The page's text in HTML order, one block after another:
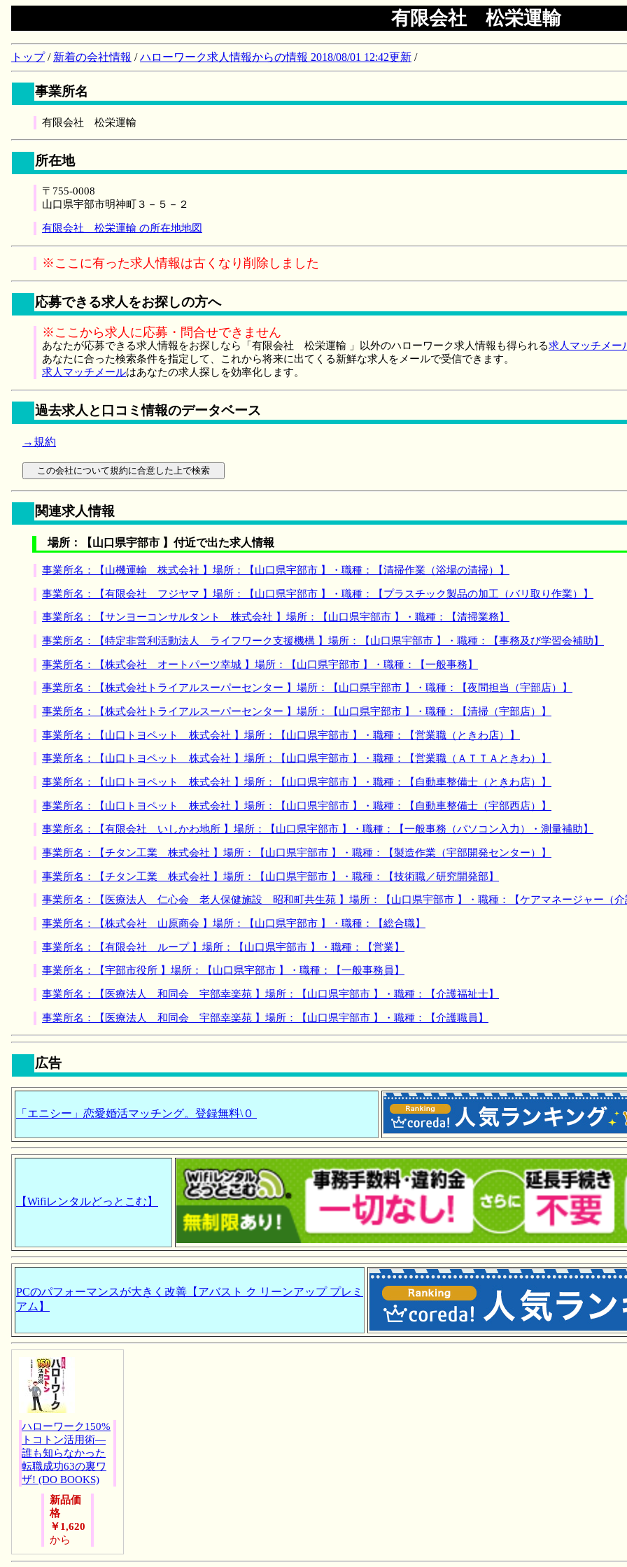
有限会社 松栄運輸
トップ/ 新着の会社情報 /ハローワーク求人情報からの情報 2018/08/01 12:42更新 /
事業所名
有限会社 松栄運輸
所在地
〒755-0008
山口県宇部市明神町３－５－２
有限会社 松栄運輸 の所在地地図
※ここに有った求人情報は古くなり削除しました
応募できる求人をお探しの方へ
※ここから求人に応募・問合せできません
あなたが応募できる求人情報をお探しなら「有限会社 松栄運輸 」以外のハローワーク求人情報も得られる求人マッチメー
あなたに合った検索条件を指定して、これから将来に出てくる新鮮な求人をメールで受信できます。
求人マッチメールはあなたの求人探しを効率化します。
過去求人と口コミ情報のデータベース
→規約
関連求人情報
場所：【山口県宇部市 】付近で出た求人情報
事業所名：【山機運輸 株式会社 】場所：【山口県宇部市 】・職種：【清掃作業（浴場の清掃）】
事業所名：【有限会社 フジヤマ 】場所：【山口県宇部市 】・職種：【プラスチック製品の加工（バリ取り作業）】
事業所名：【サンヨーコンサルタント 株式会社 】場所：【山口県宇部市 】・職種：【清掃業務】
事業所名：【特定非営利活動法人 ライフワーク支援機構 】場所：【山口県宇部市 】・職種：【事務及び学習会補助】
事業所名：【株式会社 オートパーツ幸城 】場所：【山口県宇部市 】・職種：【一般事務】
事業所名：【株式会社トライアルスーパーセンター 】場所：【山口県宇部市 】・職種：【夜間担当（宇部店）】
事業所名：【株式会社トライアルスーパーセンター 】場所：【山口県宇部市 】・職種：【清掃（宇部店）】
事業所名：【山口トヨペット 株式会社 】場所：【山口県宇部市 】・職種：【営業職（ときわ店）】
事業所名：【山口トヨペット 株式会社 】場所：【山口県宇部市 】・職種：【営業職（ＡＴＴＡときわ）】
事業所名：【山口トヨペット 株式会社 】場所：【山口県宇部市 】・職種：【自動車整備士（ときわ店）】
事業所名：【山口トヨペット 株式会社 】場所：【山口県宇部市 】・職種：【自動車整備士（宇部西店）】
事業所名：【有限会社 いしかわ地所 】場所：【山口県宇部市 】・職種：【一般事務（パソコン入力）・測量補助】
事業所名：【チタン工業 株式会社 】場所：【山口県宇部市 】・職種：【製造作業（宇部開発センター）】
事業所名：【チタン工業 株式会社 】場所：【山口県宇部市 】・職種：【技術職／研究開発部】
事業所名：【医療法人 仁心会 老人保健施設 昭和町共生苑 】場所：【山口県宇部市 】・職種：【ケアマネージャー（介
事業所名：【株式会社 山原商会 】場所：【山口県宇部市 】・職種：【総合職】
事業所名：【有限会社 ループ 】場所：【山口県宇部市 】・職種：【営業】
事業所名：【宇部市役所 】場所：【山口県宇部市 】・職種：【一般事務員】
事業所名：【医療法人 和同会 宇部幸楽苑 】場所：【山口県宇部市 】・職種：【介護福祉士】
事業所名：【医療法人 和同会 宇部幸楽苑 】場所：【山口県宇部市 】・職種：【介護職員】
広告
「エニシー」恋愛婚活マッチング。登録無料\０
【Wifiレンタルどっとこむ】
PCのパフォーマンスが大きく改善【アバスト ク リーンアップ プレミ
アム】
ハローワーク150%
トコトン活用術―
誰も知らなかった
転職成功63の裏ワ
ザ! (DO BOOKS)
新品価
格
￥1,620
から